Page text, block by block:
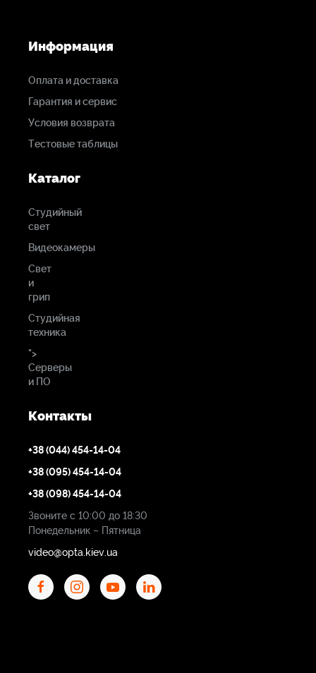
Информация
Оплата и доставка
Гарантия и сервис
Условия возврата
Тестовые таблицы
Каталог
Студийный
свет
Видеокамеры
Свет
и
грип
Студийная
техника
">
Серверы
и ПО
Контакты
+38 (044) 454-14-04
+38 (095) 454-14-04
+38 (098) 454-14-04
Звоните с 10:00 до 18:30
Понедельник – Пятница
video@opta.kiev.ua